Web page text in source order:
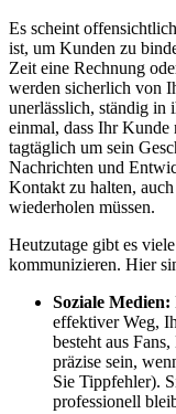
Es scheint
ist, um Kunden zu
Zeit eine Rechnung
werden sicherlich von
unerlässlich, ständig in
einmal, dass Ihr Kunde
tagtäglich um sein
Nachrichten und
Kontakt zu halten,
wiederholen müssen.
Heutzutage gibt es
kommunizieren. Hier
Soziale Medien:
effektiver Weg,
besteht aus
präzise sein,
Sie Tippfehler).
professionell